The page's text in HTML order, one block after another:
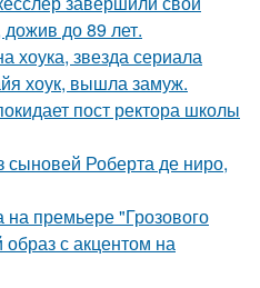
до 89 лет.
хоука, звезда сериала
хоук, вышла замуж.
пост ректора школы
сыновей Роберта де ниро,
на премьере "Грозового
с акцентом на